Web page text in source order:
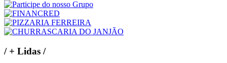
/+ Lidas /